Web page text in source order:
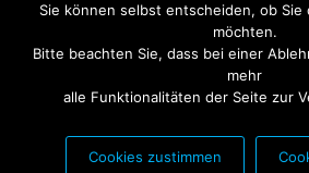
Sie können selbst entscheiden, ob Sie
möchten.
Bitte beachten Sie, dass bei einer
mehr
alle Funktionalitäten der Seite zur
Cookies zustimmen